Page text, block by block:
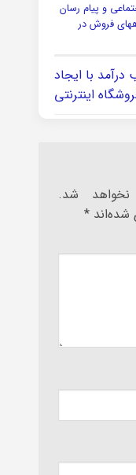
و پیام رسان
فروش در
با ایجاد
اینترنتی
شد.
*